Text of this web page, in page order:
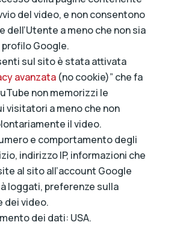
del video, e non consentono
dell’Utente a meno che non sia
Google.
sul sito è stata attivata
avanzata(no cookie)” che fa
non memorizzi le
visitatori a meno che non
il video.
e comportamento degli
indirizzo IP, informazioni che
al sito all’account Google
loggati, preferenze sulla
dei video.
dei dati: USA.